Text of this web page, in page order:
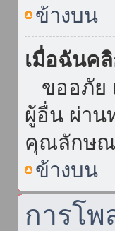
ข้างบน
เมื่อฉันค
ขออภัย
ผู้อื่น ผ่าน
คุณลักษณ
ข้างบน
การโ